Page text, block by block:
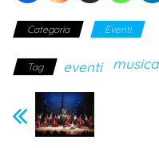
Categoria Eventi
Tag eventi musica